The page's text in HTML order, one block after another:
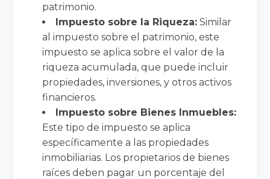
patrimonio.
Impuesto sobre la Riqueza: Similar
al impuesto sobre el patrimonio, este
impuesto se aplica sobre el valor de la
riqueza acumulada, que puede incluir
propiedades, inversiones, y otros activos
financieros.
Impuesto sobre Bienes Inmuebles:
Este tipo de impuesto se aplica
específicamente a las propiedades
inmobiliarias. Los propietarios de bienes
raíces deben pagar un porcentaje del